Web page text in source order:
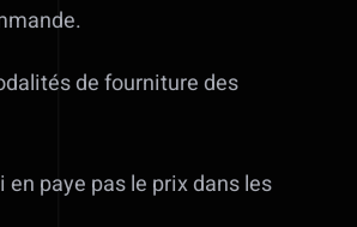
de fourniture des
paye pas le prix dans les